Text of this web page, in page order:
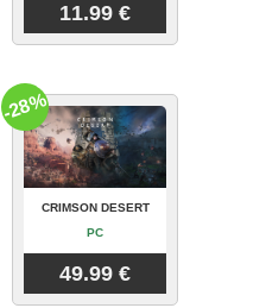
11.99 €
CRIMSON DESERT
PC
49.99 €
-28%